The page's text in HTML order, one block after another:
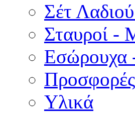
Σέτ
Σταυροί -
Εσώρουχα
Προσφορές
Υλικά